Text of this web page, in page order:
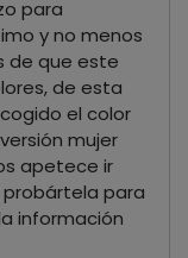
para
y no menos
de que este
de esta
el color
mujer
apetece ir
para
información